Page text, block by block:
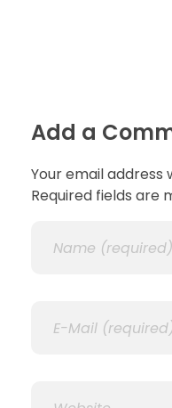
Add a
Your email address
Required fields are